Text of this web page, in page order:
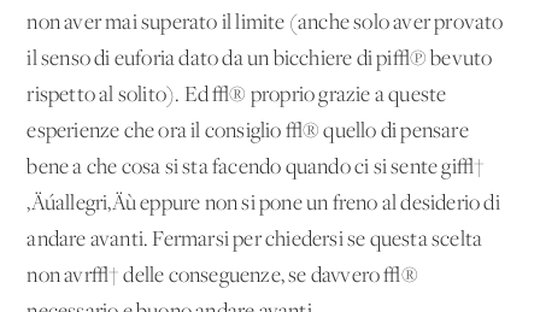
non aver mai superato il limite (anche solo aver provato
il senso di euforia dato da un bicchiere di pi√π bevuto
rispetto al solito). Ed √® proprio grazie a queste
esperienze che ora il consiglio √® quello di pensare
bene a che cosa si sta facendo quando ci si sente gi√†
‚Äúallegri‚Äù eppure non si pone un freno al desiderio di
andare avanti. Fermarsi per chiedersi se questa scelta
non avr√† delle conseguenze, se davvero √®